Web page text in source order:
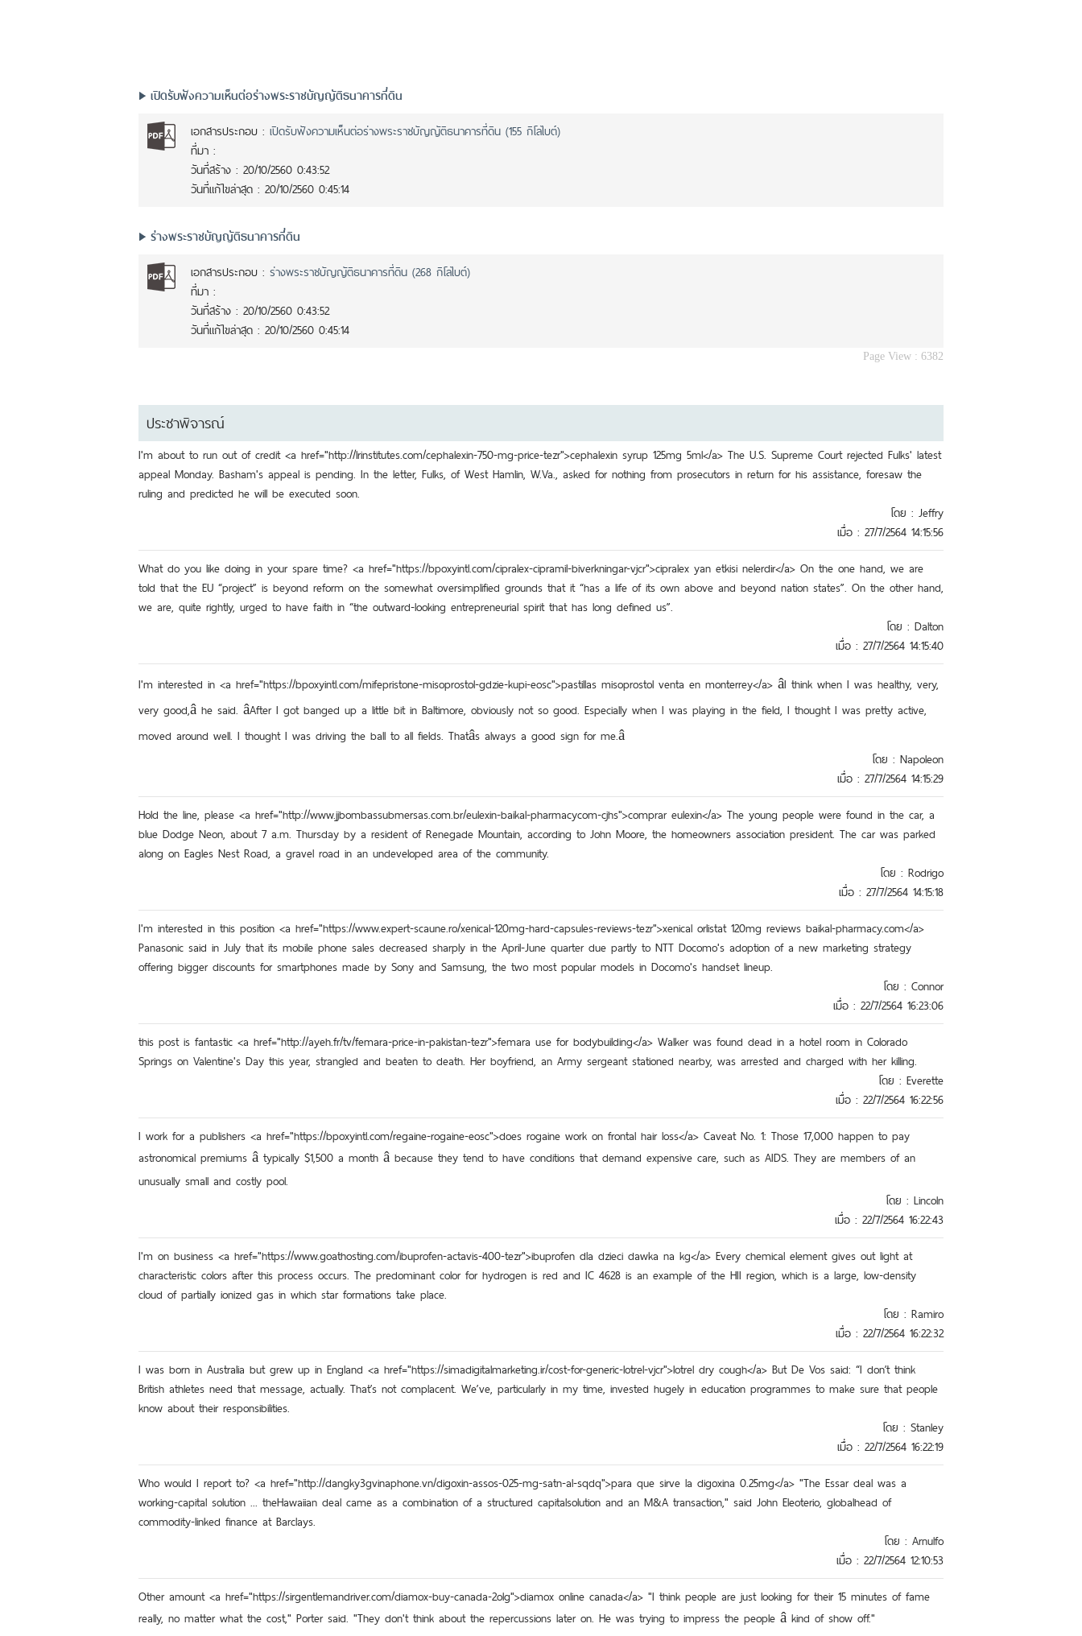
เปิดรับฟังความเห็นต่อร่างพระราชบัญญัติธนาคารที่ดิน
เอกสารประกอบ : เปิดรับฟังความเห็นต่อร่างพระราชบัญญัติธนาคารที่ดิน (155 กิโลไบต์)
ที่มา :
วันที่สร้าง : 20/10/2560 0:43:52
วันที่แก้ไขล่าสุด : 20/10/2560 0:45:14
ร่างพระราชบัญญัติธนาคารที่ดิน
เอกสารประกอบ : ร่างพระราชบัญญัติธนาคารที่ดิน (268 กิโลไบต์)
ที่มา :
วันที่สร้าง : 20/10/2560 0:43:52
วันที่แก้ไขล่าสุด : 20/10/2560 0:45:14
Page View : 6382
ประชาพิจารณ์
I'm about to run out of credit <a href="http://lrinstitutes.com/cephalexin-750-mg-price-tezr">cephalexin syrup 125mg 5ml</a> The U.S. Supreme Court rejected Fulks' latest
appeal Monday. Basham's appeal is pending. In the letter, Fulks, of West Hamlin, W.Va., asked for nothing from prosecutors in return for his assistance, foresaw the
ruling and predicted he will be executed soon.
โดย : Jeffry
เมื่อ : 27/7/2564 14:15:56
What do you like doing in your spare time? <a href="https://bpoxyintl.com/cipralex-cipramil-biverkningar-vjcr">cipralex yan etkisi nelerdir</a> On the one hand, we are
told that the EU “project” is beyond reform on the somewhat oversimplified grounds that it “has a life of its own above and beyond nation states”. On the other hand,
we are, quite rightly, urged to have faith in “the outward-looking entrepreneurial spirit that has long defined us”.
โดย : Dalton
เมื่อ : 27/7/2564 14:15:40
I'm interested in <a href="https://bpoxyintl.com/mifepristone-misoprostol-gdzie-kupi-eosc">pastillas misoprostol venta en monterrey</a> âI think when I was healthy, very,
very good,â he said. âAfter I got banged up a little bit in Baltimore, obviously not so good. Especially when I was playing in the field, I thought I was pretty active,
moved around well. I thought I was driving the ball to all fields. Thatâs always a good sign for me.â
โดย : Napoleon
เมื่อ : 27/7/2564 14:15:29
Hold the line, please <a href="http://www.jjbombassubmersas.com.br/eulexin-baikal-pharmacycom-cjhs">comprar eulexin</a> The young people were found in the car, a
blue Dodge Neon, about 7 a.m. Thursday by a resident of Renegade Mountain, according to John Moore, the homeowners association president. The car was parked
along on Eagles Nest Road, a gravel road in an undeveloped area of the community.
โดย : Rodrigo
เมื่อ : 27/7/2564 14:15:18
I'm interested in this position <a href="https://www.expert-scaune.ro/xenical-120mg-hard-capsules-reviews-tezr">xenical orlistat 120mg reviews baikal-pharmacy.com</a>
Panasonic said in July that its mobile phone sales decreased sharply in the April-June quarter due partly to NTT Docomo's adoption of a new marketing strategy
offering bigger discounts for smartphones made by Sony and Samsung, the two most popular models in Docomo's handset lineup.
โดย : Connor
เมื่อ : 22/7/2564 16:23:06
this post is fantastic <a href="http://ayeh.fr/tv/femara-price-in-pakistan-tezr">femara use for bodybuilding</a> Walker was found dead in a hotel room in Colorado
Springs on Valentine's Day this year, strangled and beaten to death. Her boyfriend, an Army sergeant stationed nearby, was arrested and charged with her killing.
โดย : Everette
เมื่อ : 22/7/2564 16:22:56
I work for a publishers <a href="https://bpoxyintl.com/regaine-rogaine-eosc">does rogaine work on frontal hair loss</a> Caveat No. 1: Those 17,000 happen to pay
astronomical premiums â typically $1,500 a month â because they tend to have conditions that demand expensive care, such as AIDS. They are members of an
unusually small and costly pool.
โดย : Lincoln
เมื่อ : 22/7/2564 16:22:43
I'm on business <a href="https://www.goathosting.com/ibuprofen-actavis-400-tezr">ibuprofen dla dzieci dawka na kg</a> Every chemical element gives out light at
characteristic colors after this process occurs. The predominant color for hydrogen is red and IC 4628 is an example of the HII region, which is a large, low-density
cloud of partially ionized gas in which star formations take place.
โดย : Ramiro
เมื่อ : 22/7/2564 16:22:32
I was born in Australia but grew up in England <a href="https://simadigitalmarketing.ir/cost-for-generic-lotrel-vjcr">lotrel dry cough</a> But De Vos said: “I don’t think
British athletes need that message, actually. That’s not complacent. We’ve, particularly in my time, invested hugely in education programmes to make sure that people
know about their responsibilities.
โดย : Stanley
เมื่อ : 22/7/2564 16:22:19
Who would I report to? <a href="http://dangky3gvinaphone.vn/digoxin-assos-025-mg-satn-al-sqdq">para que sirve la digoxina 0.25mg</a> "The Essar deal was a
working-capital solution ... theHawaiian deal came as a combination of a structured capitalsolution and an M&A transaction," said John Eleoterio, globalhead of
commodity-linked finance at Barclays.
โดย : Arnulfo
เมื่อ : 22/7/2564 12:10:53
Other amount <a href="https://sirgentlemandriver.com/diamox-buy-canada-2olg">diamox online canada</a> "I think people are just looking for their 15 minutes of fame
really, no matter what the cost," Porter said. "They don't think about the repercussions later on. He was trying to impress the people â kind of show off."